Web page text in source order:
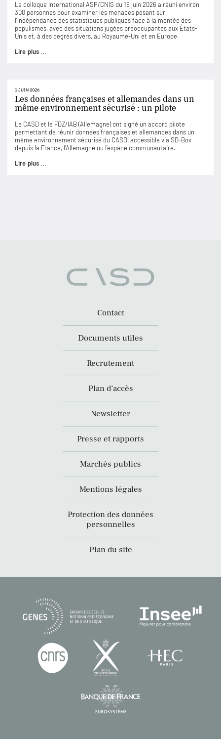
Le colloque international ASP/CNIS du 19 juin 2026 a réuni environ
300 personnes pour examiner les menaces pesant sur
l’indépendance des statistiques publiques face à la montée des
populismes, avec des situations jugées préoccupantes aux États-
Unis et, à des degrés divers, au Royaume-Uni et en Europe.
Lire plus ...
1 JUIN 2026
Les données françaises et allemandes dans un
même environnement sécurisé : un pilote
Le CASD et le FDZ/IAB (Allemagne) ont signé un accord pilote
permettant de réunir données françaises et allemandes dans un
même environnement sécurisé du CASD, accessible via SD-Box
depuis la France, l’Allemagne ou l’espace communautaire.
Lire plus ...
Contact
Documents utiles
Recrutement
Plan d’accès
Newsletter
Presse et rapports
Marchés publics
Mentions légales
Protection des données
personnelles
Plan du site